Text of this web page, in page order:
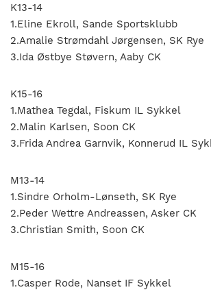
K13-14
1.Eline Ekroll, Sande Sportsklubb
2.Amalie Strømdahl Jørgensen, SK Rye
3.Ida Østbye Støvern, Aaby CK
K15-16
1.Mathea Tegdal, Fiskum IL Sykkel
2.Malin Karlsen, Soon CK
3.Frida Andrea Garnvik, Konnerud IL
M13-14
1.Sindre Orholm-Lønseth, SK Rye
2.Peder Wettre Andreassen, Asker CK
3.Christian Smith, Soon CK
M15-16
1.Casper Rode, Nanset IF Sykkel